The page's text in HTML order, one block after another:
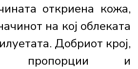
откриена кожа,
на кој облеката
Добриот крој,
пропорции и